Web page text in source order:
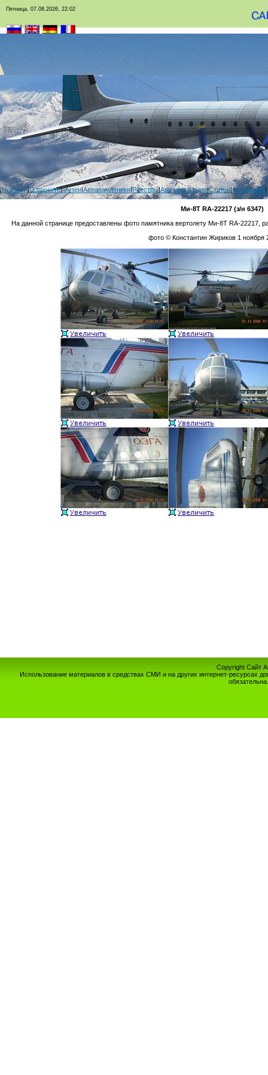
Пятница, 07.08.2026, 22:02
|Новости|О проекте|Музеи|Авиапамятники|Реестры|Авиация в кино|Статьи|Фотоархив|
Ми-8Т RA-22217 (з/н 6347)
На данной странице предоставлены фото памятника вертолету Ми-8Т RA-22217,
фото © Константин Жириков 1 ноября
Copyright Сайт
Использование материалов в средствах СМИ и на других интернет-ресурсах
обязательна.